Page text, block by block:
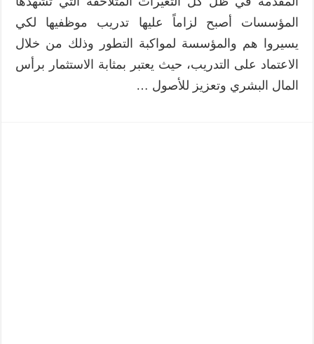
المؤسسات أصبح لزاماً عليها تدريب موظفيها لكي
يسيروا هم والمؤسسة لمواكبة التطور وذلك من خلال
الاعتماد على التدريب، حيث يعتبر بمثابة الاستثمار برأس
المال البشري وتعزيز للأصول …